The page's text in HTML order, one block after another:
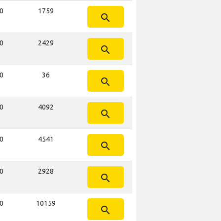
1759
search
2429
search
36
search
4092
search
4541
search
2928
search
10159
search